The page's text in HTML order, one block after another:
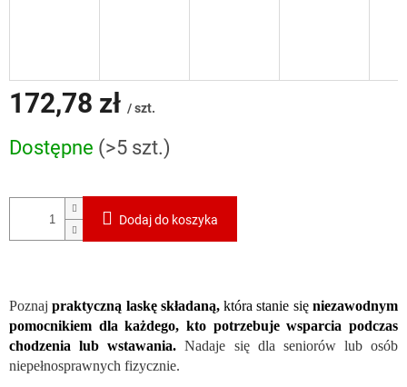
172,78 zł / szt.
jednostkowa:
Dostępne (>5 szt.)
Dodaj do koszyka
Poznajpraktyczną laskę składaną,która stanie sięniezawodnym
pomocnikiem dla każdego, kto potrzebuje wsparcia podczas
chodzenia lub wstawania. Nadaje się dla seniorów lub osób
niepełnosprawnych fizycznie.